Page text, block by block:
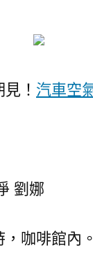
！ 汽車空
劉娜
咖啡館內